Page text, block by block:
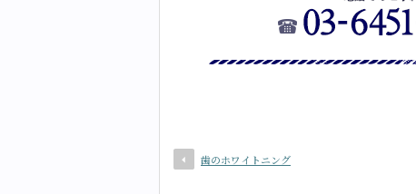
歯のホワイトニング